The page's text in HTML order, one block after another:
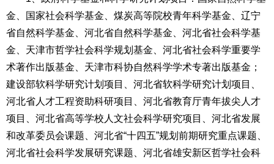
金、国家社会科学基金、煤炭高等院校青年科学基金、辽宁
省自然科学基金、河北省自然科学基金、河北省社会科学基
金、天津市哲学社会科学规划基金、河北省社会科学重要学
术著作出版基金、天津市科协自然科学学术专著出版基金；
建设部软科学研究计划项目、河北省软科学研究计划项目、
河北省人才工程资助科研项目、河北省教育厅青年拔尖人才
项目、河北省高等学校人文社会科学研究项目、河北省发展
和改革委员会课题、河北省“十四五”规划前期研究重点课题、
河北省社会科学发展研究课题、河北省雄安新区哲学社会科